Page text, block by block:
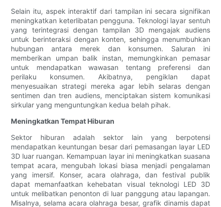
Selain itu, aspek interaktif dari tampilan ini secara signifikan
meningkatkan keterlibatan pengguna. Teknologi layar sentuh
yang terintegrasi dengan tampilan 3D mengajak audiens
untuk berinteraksi dengan konten, sehingga menumbuhkan
hubungan antara merek dan konsumen. Saluran ini
memberikan umpan balik instan, memungkinkan pemasar
untuk mendapatkan wawasan tentang preferensi dan
perilaku konsumen. Akibatnya, pengiklan dapat
menyesuaikan strategi mereka agar lebih selaras dengan
sentimen dan tren audiens, menciptakan sistem komunikasi
sirkular yang menguntungkan kedua belah pihak.
Meningkatkan Tempat Hiburan
Sektor hiburan adalah sektor lain yang berpotensi
mendapatkan keuntungan besar dari pemasangan layar LED
3D luar ruangan. Kemampuan layar ini meningkatkan suasana
tempat acara, mengubah lokasi biasa menjadi pengalaman
yang imersif. Konser, acara olahraga, dan festival publik
dapat memanfaatkan kehebatan visual teknologi LED 3D
untuk melibatkan penonton di luar panggung atau lapangan.
Misalnya, selama acara olahraga besar, grafik dinamis dapat